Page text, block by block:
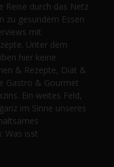
Reise durch das Netz
zu gesundem Essen
mit
Unter dem
hier keine
& Rezepte, Diät &
Gastro & Gourmet
Ein weites Feld,
im Sinne unseres
Was isst